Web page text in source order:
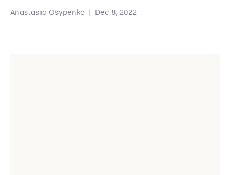
Anastasiia Osypenko Dec 8, 2022